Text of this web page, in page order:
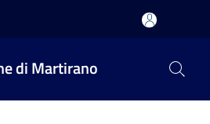
di Martirano